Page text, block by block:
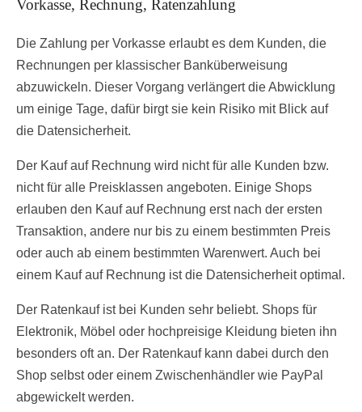
Vorkasse, Rechnung, Ratenzahlung
Die Zahlung per Vorkasse erlaubt es dem Kunden, die
Rechnungen per klassischer Banküberweisung
abzuwickeln. Dieser Vorgang verlängert die Abwicklung
um einige Tage, dafür birgt sie kein Risiko mit Blick auf
die Datensicherheit.
Der Kauf auf Rechnung wird nicht für alle Kunden bzw.
nicht für alle Preisklassen angeboten. Einige Shops
erlauben den Kauf auf Rechnung erst nach der ersten
Transaktion, andere nur bis zu einem bestimmten Preis
oder auch ab einem bestimmten Warenwert. Auch bei
einem Kauf auf Rechnung ist die Datensicherheit optimal.
Der Ratenkauf ist bei Kunden sehr beliebt. Shops für
Elektronik, Möbel oder hochpreisige Kleidung bieten ihn
besonders oft an. Der Ratenkauf kann dabei durch den
Shop selbst oder einem Zwischenhändler wie PayPal
abgewickelt werden.